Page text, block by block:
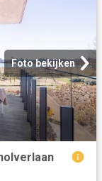
Foto bekijken